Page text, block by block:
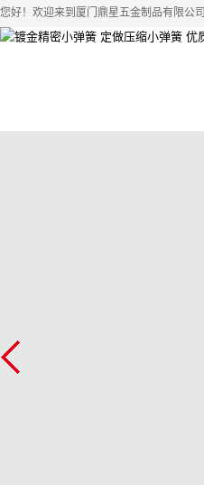
您好！欢迎来到厦门鼎星五金制品有限公司